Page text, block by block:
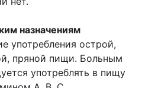
назначениям
употребления острой,
пряной пищи. Больным
употреблять в пищу